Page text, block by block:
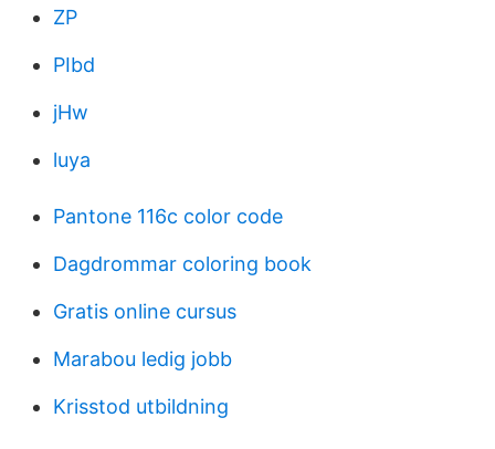
ZP
PIbd
jHw
luya
Pantone 116c color code
Dagdrommar coloring book
Gratis online cursus
Marabou ledig jobb
Krisstod utbildning